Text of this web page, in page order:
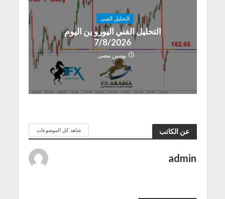
التحليل الفنى
التحليل الفني اليورو ين اليوم
7/8/2026
يومين مضى
عن الكاتب شاهد كل الموضوعات
admin